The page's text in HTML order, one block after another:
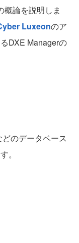
論を説明しま
Luxeonのア
DXE Managerの
のデータベース
。